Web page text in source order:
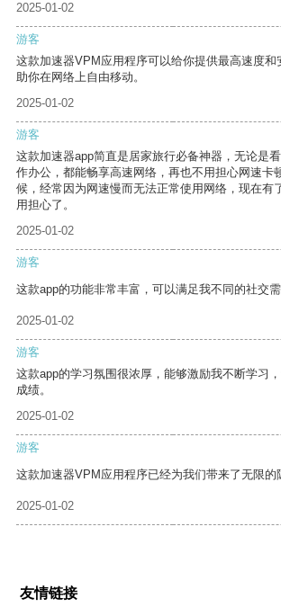
2025-01-02
游客
这款加速器VPM应用程序可以给你提供最高速度和
助你在网络上自由移动。
2025-01-02
游客
这款加速器app简直是居家旅行必备神器，无论是
作办公，都能畅享高速网络，再也不用担心网速卡
候，经常因为网速慢而无法正常使用网络，现在有
用担心了。
2025-01-02
游客
这款app的功能非常丰富，可以满足我不同的社交需
2025-01-02
游客
这款app的学习氛围很浓厚，能够激励我不断学习
成绩。
2025-01-02
游客
这款加速器VPM应用程序已经为我们带来了无限的
2025-01-02
友情链接